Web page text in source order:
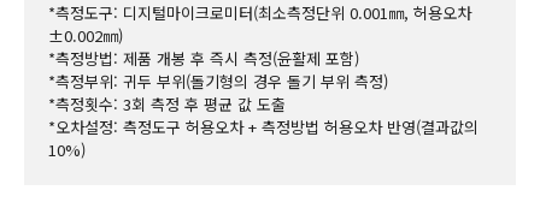
*측정도구: 디지털마이크로미터(최소측정단위 0.001㎜, 허용오차
±0.002㎜)
*측정방법: 제품 개봉 후 즉시 측정(윤활제 포함)
*측정부위: 귀두 부위(돌기형의 경우 돌기 부위 측정)
*측정횟수: 3회 측정 후 평균 값 도출
*오차설정: 측정도구 허용오차 + 측정방법 허용오차 반영(결과값의
10%)